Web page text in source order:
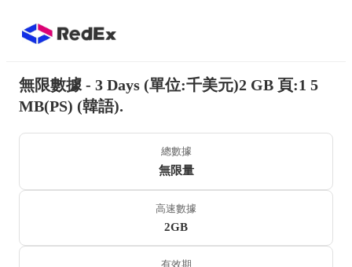
無限數據 - 3 Days (單位:千美元)2 GB 頁:1 5
MB(PS) (韓語).
總數據
無限量
高速數據
2GB
有效期